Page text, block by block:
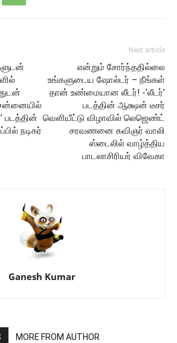
படத்தின்
நடிகர்
Next article
என்றும் சோர்ந்ததில்லை
உங்களுடைய ஷோல்டர் – நீங்கள்
தான் உண்மையான லீடர்! -‘லீடர்’
படத்தின் ஆக்ஷ‌ன் டீசர்
வெளியீட்டு விழாவில் லெஜெண்ட்
சரவணனை கவிஞர் வாலி
ஸ்டைலில் வாழ்த்திய
பாடலாசிரியர் விவேகா
Ganesh Kumar
MORE FROM AUTHOR